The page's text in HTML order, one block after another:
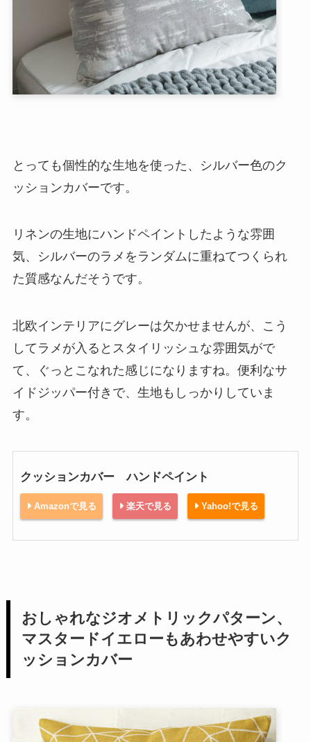
とっても個性的な生地を使った、シルバー色のク
ッションカバーです。
リネンの生地にハンドペイントしたような雰囲
気、シルバーのラメをランダムに重ねてつくられ
た質感なんだそうです。
北欧インテリアにグレーは欠かせませんが、こう
してラメが入るとスタイリッシュな雰囲気がで
て、ぐっとこなれた感じになりますね。便利なサ
イドジッパー付きで、生地もしっかりしていま
す。
クッションカバー ハンドペイント
Amazonで見る 楽天で見る Yahoo!で見る
おしゃれなジオメトリックパターン、
マスタードイエローもあわせやすいク
ッションカバー